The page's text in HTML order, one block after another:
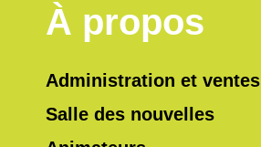
À propos
Administration et ventes
Salle des nouvelles